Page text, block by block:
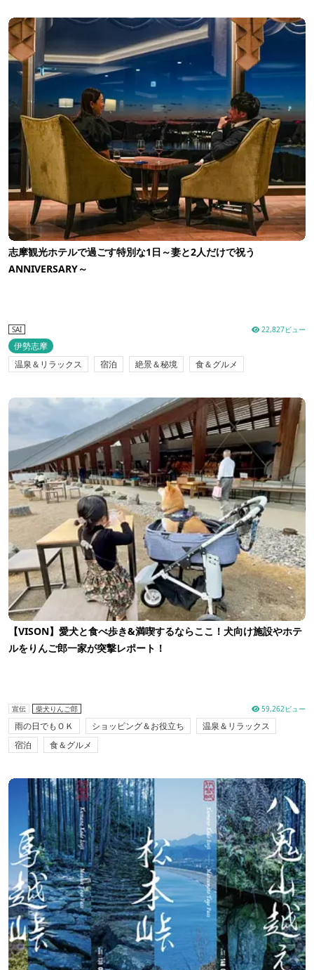
志摩観光ホテルで過ごす特別な1日～妻と2人だけで祝う
ANNIVERSARY～
SAI 22,827ビュー
伊勢志摩
温泉＆リラックス
宿泊 絶景＆秘境 食＆グルメ
【VISON】愛犬と食べ歩き&満喫するならここ！犬向け施設やホテ
ルをりんご郎一家が突撃レポート！
宣伝 柴犬りんご郎 59,262ビュー
雨の日でもＯＫ ショッピング＆お役立ち
温泉＆リラックス
宿泊
食＆グルメ